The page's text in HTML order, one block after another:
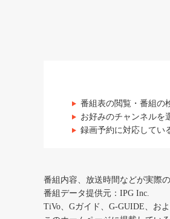
番組表の閲覧・番組の
お好みのチャンネルを
録画予約に対応してい
番組内容、放送時間などが実際
番組データ提供元：IPG Inc.
TiVo、Gガイド、G-GUIDE、お